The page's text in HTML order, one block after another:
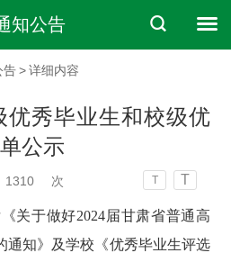
知公告
告>详细内容
优秀毕业生和校级优
公示
1310 次 T T
关于做好2024届甘肃省普通高
通知》及学校《优秀毕业生评选